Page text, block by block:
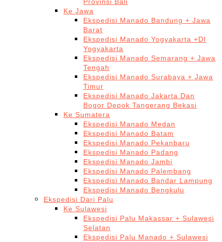
Ke Jawa
Ekspedisi Manado Bandung + Jawa
Barat
Ekspedisi Manado Yogyakarta +DI
Yogyakarta
Ekspedisi Manado Semarang + Jawa
Tengah
Ekspedisi Manado Surabaya + Jawa
Timur
Ekspedisi Manado Jakarta Dan
Bogor Depok Tangerang Bekasi
Ke Sumatera
Ekspedisi Manado Medan
Ekspedisi Manado Batam
Ekspedisi Manado Pekanbaru
Ekspedisi Manado Padang
Ekspedisi Manado Jambi
Ekspedisi Manado Palembang
Ekspedisi Manado Bandar Lampung
Ekspedisi Manado Bengkulu
Ekspedisi Dari Palu
Ke Sulawesi
Ekspedisi Palu Makassar + Sulawesi
Selatan
Ekspedisi Palu Manado + Sulawesi